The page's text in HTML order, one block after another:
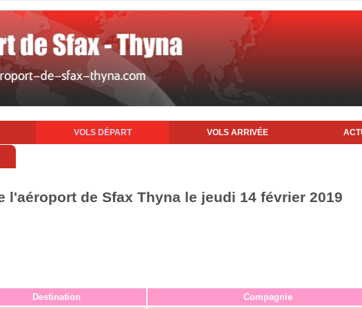
VOLS DÉPART VOLS ARRIVÉE
l'aéroport de Sfax Thyna le jeudi 14 février 2019
Destination Compagnie